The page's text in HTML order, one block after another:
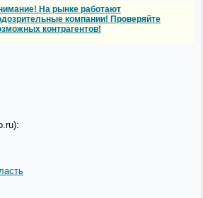
На рынке работают
компании! Проверяйте
контрагентов!